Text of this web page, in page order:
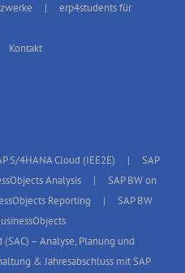
erp4students für
Kontakt
S/4HANA Cloud (IEE2E)
SAP
Analysis
SAP BW on
Reporting
SAP BW
(SAC) – Analyse, Planung und
& Jahresabschluss mit SAP